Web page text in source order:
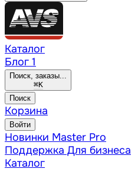
Каталог
Блог 1
Поиск, заказы...
⌘K
Поиск
Корзина
Войти
Новинки Master Pro
Поддержка Для бизнеса
Каталог